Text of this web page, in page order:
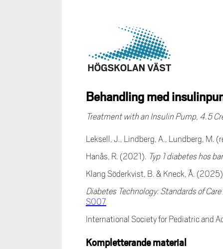
Behandling med
Treatment with an Insulin Pump, 4.5
Leksell, J., Lindberg, A., Lundberg, M.
Hanås, R. (2021). Typ 1 diabetes hos
Klang Söderkvist, B. & Kneck, Å.
Diabetes Technology: Standards of
S007
International Society for Pediatric and
Kompletterande material